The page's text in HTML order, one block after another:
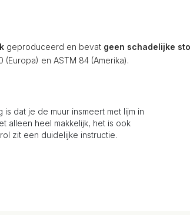
geproduceerd en bevat geen schadelijke
en ASTM 84 (Amerika).
dat je de muur insmeert met lijm in
alleen heel makkelijk, het is ook
zit een duidelijke instructie.